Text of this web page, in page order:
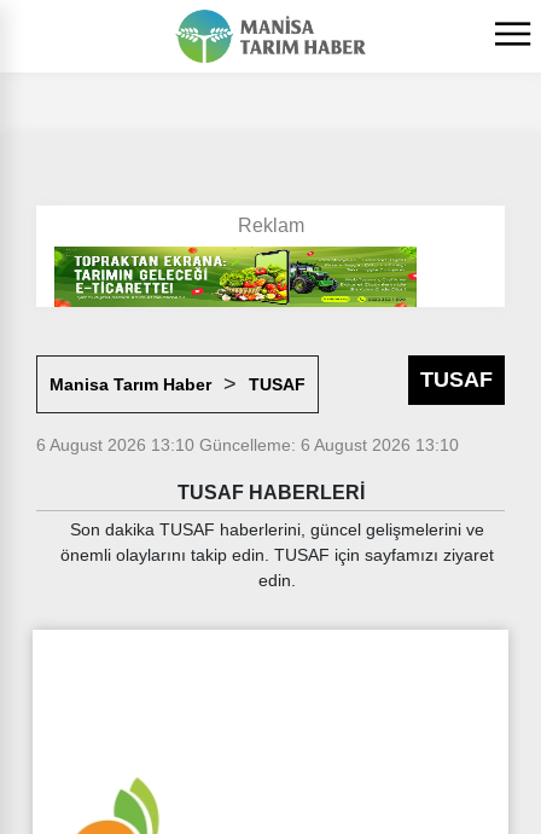
Manisa Tarım Haber TUSAF TUSAF
6 August 2026 13:10 Güncelleme: 6 August 2026 13:10
TUSAF HABERLERİ
Son dakika TUSAF haberlerini, güncel gelişmelerini ve
önemli olaylarını takip edin. TUSAF için sayfamızı ziyaret
edin.